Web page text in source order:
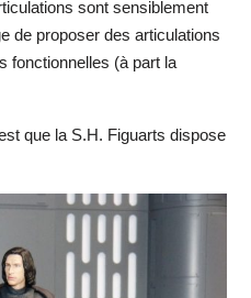
sont sensiblement
de proposer des articulations
fonctionnelles (à part la
que la S.H. Figuarts dispose